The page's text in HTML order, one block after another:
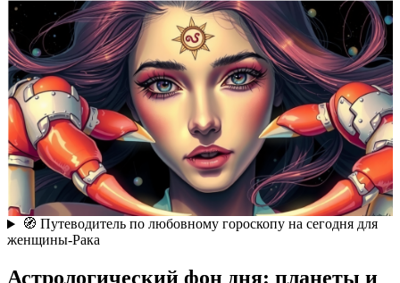
🧭 Путеводитель по любовному гороскопу на сегодня для
женщины-Рака
Астрологический фон дня: планеты и